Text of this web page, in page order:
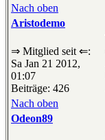
Nach oben
Aristodemo
⇒ Mitglied seit ⇐:
Sa Jan 21 2012,
01:07
Beiträge: 426
Nach oben
Odeon89